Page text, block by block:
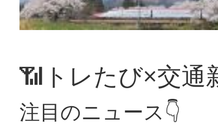
📶トレたび×交通
注目のニュース👇